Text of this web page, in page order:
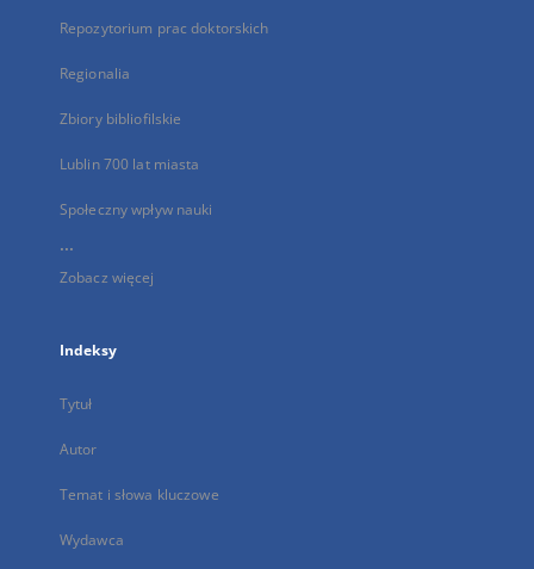
Repozytorium prac doktorskich
Regionalia
Zbiory bibliofilskie
Lublin 700 lat miasta
Społeczny wpływ nauki
...
Zobacz więcej
Indeksy
Tytuł
Autor
Temat i słowa kluczowe
Wydawca